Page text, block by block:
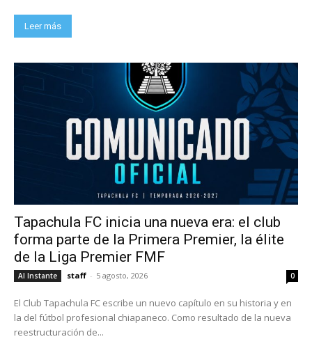
Leer más
Tapachula FC inicia una nueva era: el club
forma parte de la Primera Premier, la élite
de la Liga Premier FMF
Al Instante staff - 5 agosto, 2026 0
El Club Tapachula FC escribe un nuevo capítulo en su historia y en
la del fútbol profesional chiapaneco. Como resultado de la nueva
reestructuración de...